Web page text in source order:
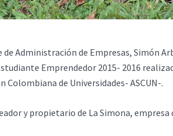
Administración de Empresas, Simón
Emprendedor 2015- 2016
de Universidades- ASCUN-.
y propietario de La Simona,